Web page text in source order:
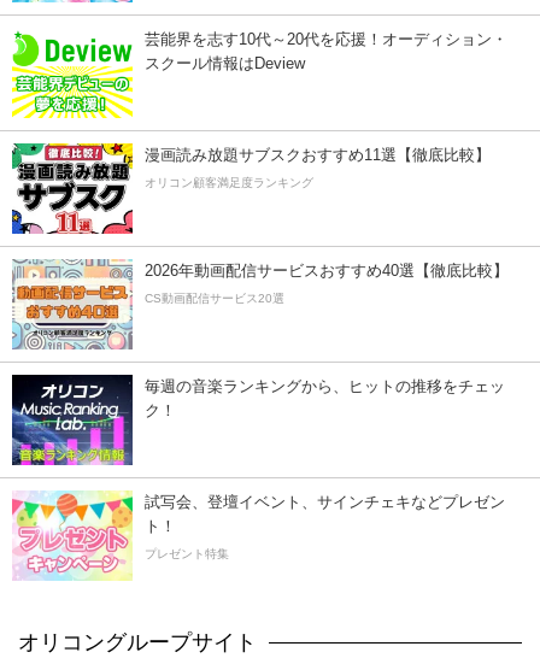
芸能界を志す10代～20代を応援！オーディション・
スクール情報はDeview
漫画読み放題サブスクおすすめ11選【徹底比較】
オリコン顧客満足度ランキング
2026年動画配信サービスおすすめ40選【徹底比較】
CS動画配信サービス20選
毎週の音楽ランキングから、ヒットの推移をチェッ
ク！
試写会、登壇イベント、サインチェキなどプレゼン
ト！
プレゼント特集
オリコングループサイト